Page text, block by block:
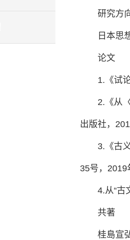
研究方
日本思
论文
1.《试
2.《从
出版社，
3.《古
35号，2019
4.从“古
共著
桂島宣